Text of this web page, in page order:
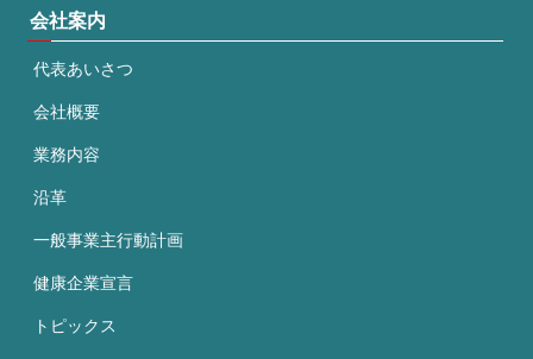
会社案内
代表あいさつ
会社概要
業務内容
沿革
一般事業主行動計画
健康企業宣言
トピックス